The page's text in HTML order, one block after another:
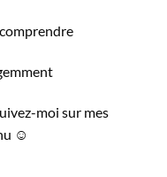
moi sur mes
☺️